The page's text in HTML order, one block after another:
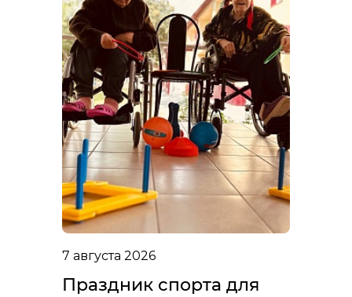
7 августа 2026
Праздник спорта для